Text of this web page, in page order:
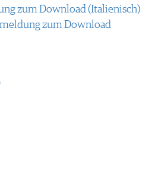
zum Download (Italienisch)
zum Download